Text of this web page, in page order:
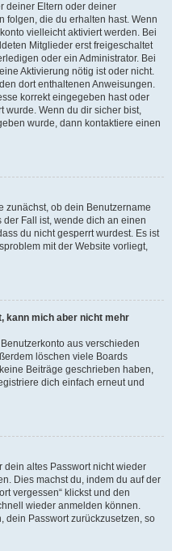
deiner Eltern oder deiner
folgen, die du erhalten hast. Wenn
vielleicht aktiviert werden. Bei
Mitglieder erst freigeschaltet
oder ein Administrator. Bei
Aktivierung nötig ist oder nicht.
dort enthaltenen Anweisungen.
korrekt eingegeben hast oder
wurde. Wenn du dir sicher bist,
wurde, dann kontaktiere einen
zunächst, ob dein Benutzername
Fall ist, wende dich an einen
du nicht gesperrt wurdest. Es ist
mit der Website vorliegt,
kann mich aber nicht mehr
aus verschieden
löschen viele Boards
Beiträge geschrieben haben,
dich einfach erneut und
dein altes Passwort nicht wieder
Dies machst du, indem du auf der
vergessen“ klickst und den
wieder anmelden können.
dein Passwort zurückzusetzen, so